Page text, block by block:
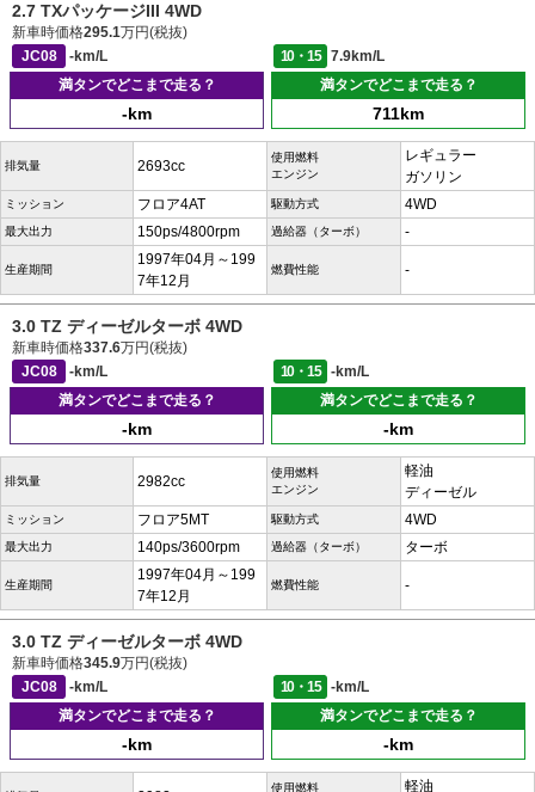
2.7 TXパッケージIII 4WD
新車時価格295.1万円(税抜)
JC08
-km/L 10・15
7.9km/L
満タンでどこまで走る？
-km
満タンでどこまで走る？
711km
排気量 2693cc
使用燃料
エンジン
レギュラー
ガソリン
ミッション フロア4AT 駆動方式 4WD
最大出力 150ps/4800rpm 過給器（ターボ） -
生産期間
1997年04月～199
7年12月
燃費性能 -
3.0 TZ ディーゼルターボ 4WD
新車時価格337.6万円(税抜)
JC08
-km/L 10・15
-km/L
満タンでどこまで走る？
-km
満タンでどこまで走る？
-km
排気量 2982cc
使用燃料
エンジン
軽油
ディーゼル
ミッション フロア5MT 駆動方式 4WD
最大出力 140ps/3600rpm 過給器（ターボ） ターボ
生産期間
1997年04月～199
7年12月
燃費性能 -
3.0 TZ ディーゼルターボ 4WD
新車時価格345.9万円(税抜)
JC08
-km/L 10・15
-km/L
満タンでどこまで走る？
-km
満タンでどこまで走る？
-km
使用燃料 軽油